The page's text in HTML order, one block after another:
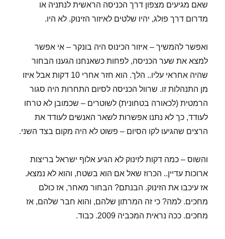
שאם מגיעים מצפון דרך הכניסה הראשית לנתניה או
מדרום דרך פולג, יהיו שלטים לאיזור הזינוק. לא היו.
ואפשר להמשיך – איזור הכינוס היה בונקר – אי אפשר
למצא את שער הכניסה, לפחות כשאנחנו הגענו הבחור
שהיה אחראי עליו.. הלך. הוא חזר אחרי 10 דקות אבל איזו
מן התנהלות זו. שרוול הכניסה לסיום התחרות היה סגור
הרמטית (לכאורה בטחונית) לשוטרים – שכמובן לא טרחו
לעודד, כך לא נתנו אפשרות לשאר האנשים לעודד את
הרצים שהגיעו לקו הסיום – פשוט לא היה מקום בצד השני.
והשוס – כמה דקות לזינוק לא הגיע אלוף ישראל בריצות
ארוכות עדיין.. הכרוז שאל אם הוא בשטח, והוא לא נמצא.
אז עיכבו את הזינוק. הבנתם? הבחור מאחר, אז כולם
מחכים. למה? כי זה המרתון שלהם, והוא חבר שלהם, אז
מחכים. ככה נראית המכביה 2009. כבוד.